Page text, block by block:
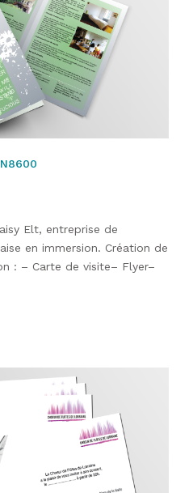
Elt, entreprise de
en immersion. Création de
: – Carte de visite– Flyer–